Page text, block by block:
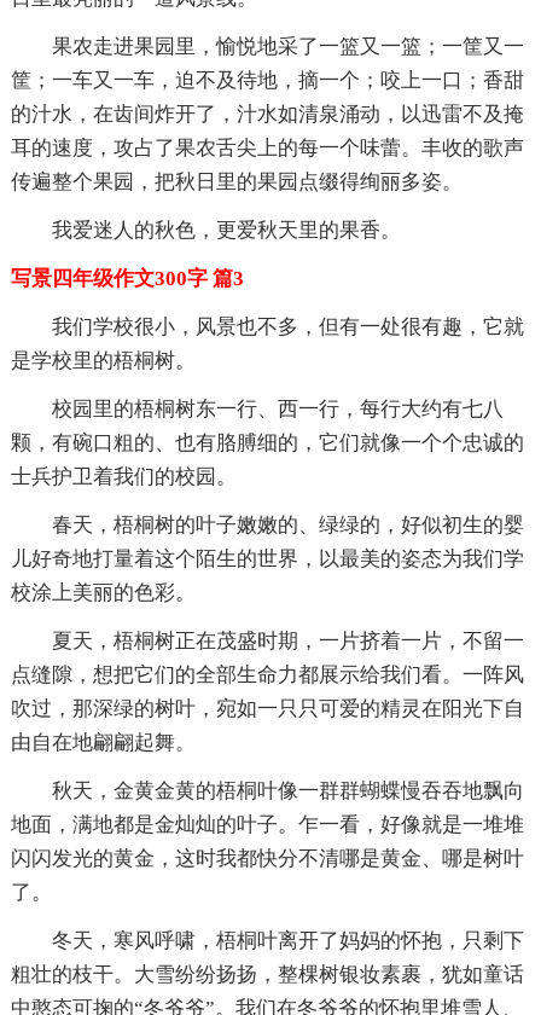
果农走进果园里，愉悦地采了一篮又一篮；一筐又一
筐；一车又一车，迫不及待地，摘一个；咬上一口；香甜
的汁水，在齿间炸开了，汁水如清泉涌动，以迅雷不及掩
耳的速度，攻占了果农舌尖上的每一个味蕾。丰收的歌声
传遍整个果园，把秋日里的果园点缀得绚丽多姿。
我爱迷人的秋色，更爱秋天里的果香。
写景四年级作文300字 篇3
我们学校很小，风景也不多，但有一处很有趣，它就
是学校里的梧桐树。
校园里的梧桐树东一行、西一行，每行大约有七八
颗，有碗口粗的、也有胳膊细的，它们就像一个个忠诚的
士兵护卫着我们的校园。
春天，梧桐树的叶子嫩嫩的、绿绿的，好似初生的婴
儿好奇地打量着这个陌生的世界，以最美的姿态为我们学
校涂上美丽的色彩。
夏天，梧桐树正在茂盛时期，一片挤着一片，不留一
点缝隙，想把它们的全部生命力都展示给我们看。一阵风
吹过，那深绿的树叶，宛如一只只可爱的精灵在阳光下自
由自在地翩翩起舞。
秋天，金黄金黄的梧桐叶像一群群蝴蝶慢吞吞地飘向
地面，满地都是金灿灿的叶子。乍一看，好像就是一堆堆
闪闪发光的黄金，这时我都快分不清哪是黄金、哪是树叶
了。
冬天，寒风呼啸，梧桐叶离开了妈妈的怀抱，只剩下
粗壮的枝干。大雪纷纷扬扬，整棵树银妆素裹，犹如童话
中憨态可掬的“冬爷爷”。我们在冬爷爷的怀抱里堆雪人、